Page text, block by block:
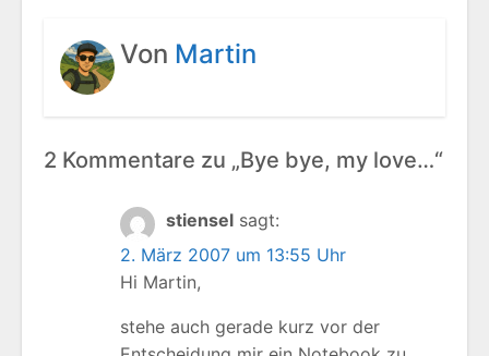
Von Martin
2 Kommentare zu „Bye bye, my love…“
stiensel sagt:
2. März 2007 um 13:55 Uhr
Hi Martin,
stehe auch gerade kurz vor der